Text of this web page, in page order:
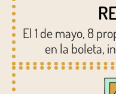
El 1 de mayo, 8
en la boleta,